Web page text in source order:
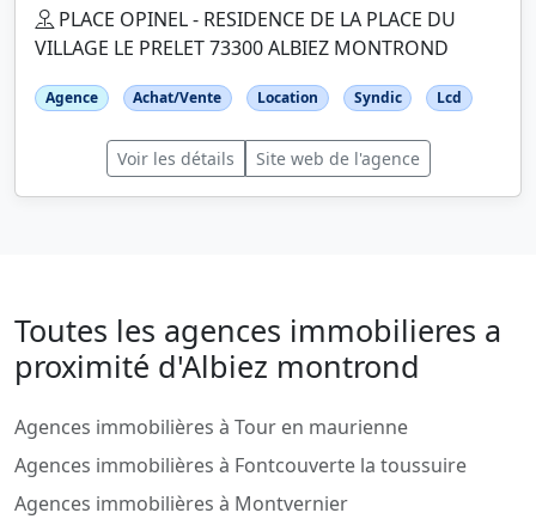
PLACE OPINEL - RESIDENCE DE LA PLACE DU
VILLAGE LE PRELET 73300 ALBIEZ MONTROND
Agence Achat/Vente Location Syndic Lcd
Voir les détails Site web de l'agence
Toutes les agences immobilieres a
proximité d'Albiez montrond
Agences immobilières à Tour en maurienne
Agences immobilières à Fontcouverte la toussuire
Agences immobilières à Montvernier